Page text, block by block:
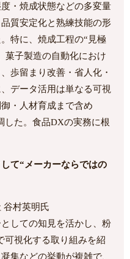
・焼成状態などの多変量
質安定化と熟練技能の形
特に、焼成工程の“見極
菓子製造の自動化におけ
歩留まり改善・省人化・
データ活用は単なる可視
・人材育成まで含め
した。食品DXの実務に根
て“メーカーならではの
谷村英明氏
しての知見を活かし、粉
可視化する取り組みを紹
集などの挙動が複雑で、